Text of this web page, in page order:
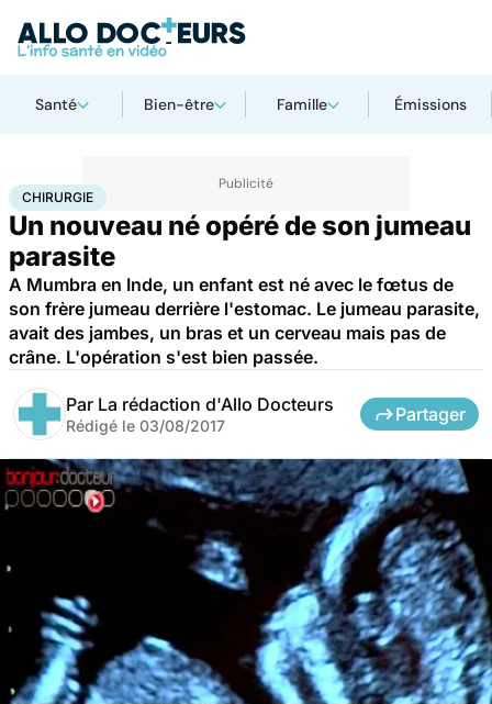
Santé Bien-être Famille Émissions
AccueilSanté Maladies
CHIRURGIE
Un nouveau né opéré de son jumeau
parasite
A Mumbra en Inde, un enfant est né avec le fœtus de
son frère jumeau derrière l'estomac. Le jumeau parasite,
avait des jambes, un bras et un cerveau mais pas de
crâne. L'opération s'est bien passée.
Par La rédaction d'Allo Docteurs
Rédigé le 03/08/2017
Partager